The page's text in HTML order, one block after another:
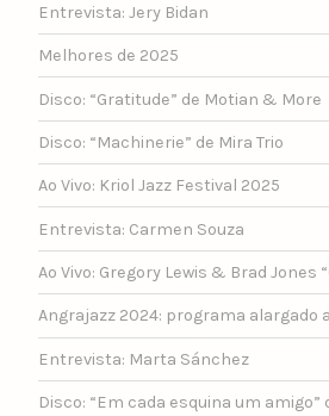
Entrevista: Jery Bidan
Melhores de 2025
Disco: “Gratitude” de Motian & More
Disco: “Machinerie” de Mira Trio
Ao Vivo: Kriol Jazz Festival 2025
Entrevista: Carmen Souza
Ao Vivo: Gregory Lewis & Brad Jones
Angrajazz 2024: programa alargado
Entrevista: Marta Sánchez
Disco: “Em cada esquina um amigo”